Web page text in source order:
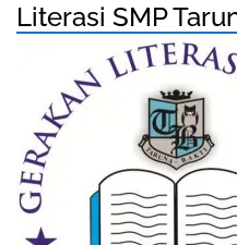
Literasi SMP